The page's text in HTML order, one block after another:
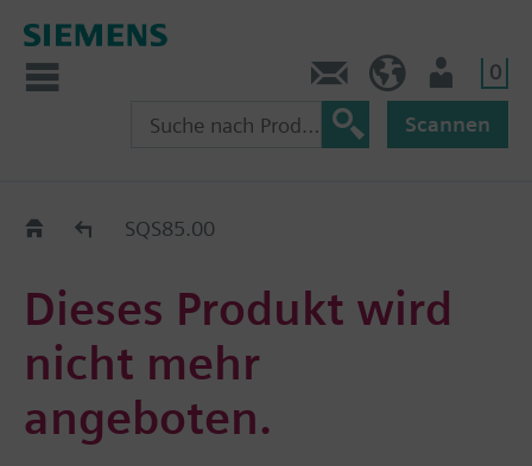
0
Scannen
Austauschhilfe
SQS85.00
Dieses Produkt wird
nicht mehr
angeboten.